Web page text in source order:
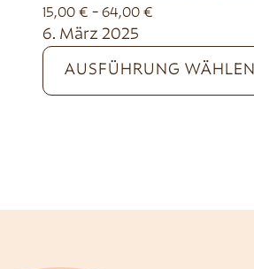
15,00 € - 64,00 €
6. März 2025
AUSFÜHRUNG WÄHLEN